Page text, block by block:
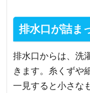
排水口が詰ま
排水口からは、洗
きます。糸くずや
一見すると小さな